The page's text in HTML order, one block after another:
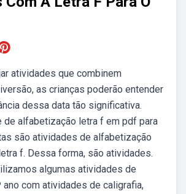
atividades que combinem
as crianças poderão entender
dessa data tão significativa.
de alfabetização letra f em pdf para
são atividades de alfabetização
f. Dessa forma, são atividades.
algumas atividades de
com atividades de caligrafia,